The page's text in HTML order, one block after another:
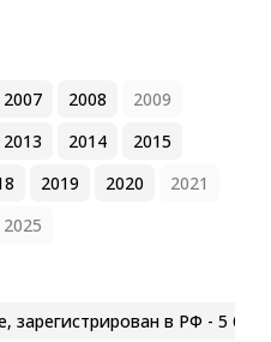
2007 2008
2009
2013 2014
2015
2019 2020
2021
2025
зарегистрирован в РФ - 5